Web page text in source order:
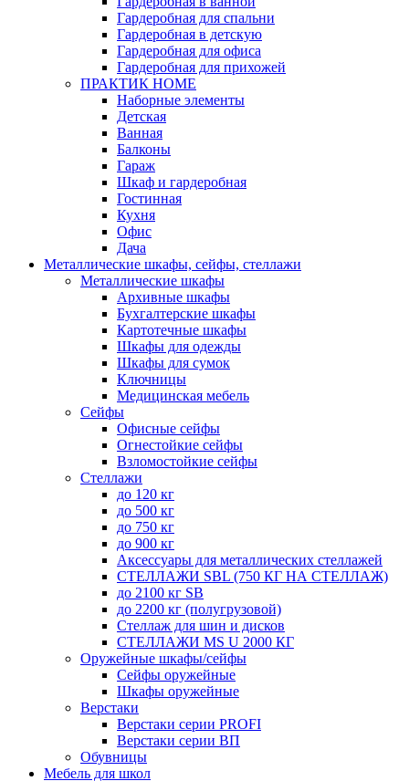
Гардеробная для спальни
Гардеробная в детскую
Гардеробная для офиса
Гардеробная для прихожей
ПРАКТИК HOME
Наборные элементы
Детская
Ванная
Балконы
Гараж
Шкаф и гардеробная
Гостинная
Кухня
Офис
Дача
Металлические шкафы, сейфы, стеллажи
Металлические шкафы
Архивные шкафы
Бухгалтерские шкафы
Картотечные шкафы
Шкафы для одежды
Шкафы для сумок
Ключницы
Медицинская мебель
Сейфы
Офисные сейфы
Огнестойкие сейфы
Взломостойкие сейфы
Стеллажи
до 120 кг
до 500 кг
до 750 кг
до 900 кг
Аксессуары для металлических стеллажей
СТЕЛЛАЖИ SBL (750 КГ НА СТЕЛЛАЖ)
до 2100 кг SB
до 2200 кг (полугрузовой)
Стеллаж для шин и дисков
СТЕЛЛАЖИ MS U 2000 КГ
Оружейные шкафы/сейфы
Сейфы оружейные
Шкафы оружейные
Верстаки
Верстаки серии PROFI
Верстаки серии ВП
Обувницы
Мебель для школ